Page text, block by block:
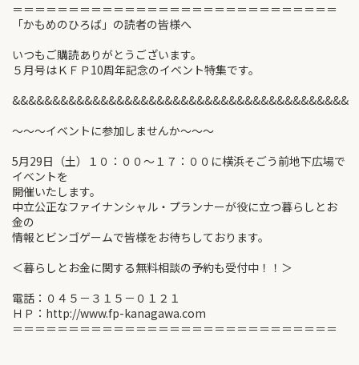
＝＝＝＝＝＝＝＝＝＝＝＝＝＝＝＝＝＝＝＝＝＝＝＝＝＝＝＝＝
「かもめのひろば」の読者の皆様へ
いつもご購読ありがとうございます。
５月号はＫＦＰ10周年記念のイベント特集です。
&&&&&&&&&&&&&&&&&&&&&&&&&&&&&&&&&&&&&&&&&&
～～～イベントに参加しませんか～～～
5月29日（土）１０：００～１７：００に横浜そごう前地下広場で
イベントを
開催いたします。
中立公正なファイナンシャル・プランナーが役に立つ暮らしとお
金の
情報とビンゴゲームで皆様をお待ちしております。
＜暮らしとお金に関する無料相談の予約も受付中！！＞
電話：０４５－３１５－０１２１
ＨＰ：http://www.fp-kanagawa.com
＝＝＝＝＝＝＝＝＝＝＝＝＝＝＝＝＝＝＝＝＝＝＝＝＝＝＝＝＝